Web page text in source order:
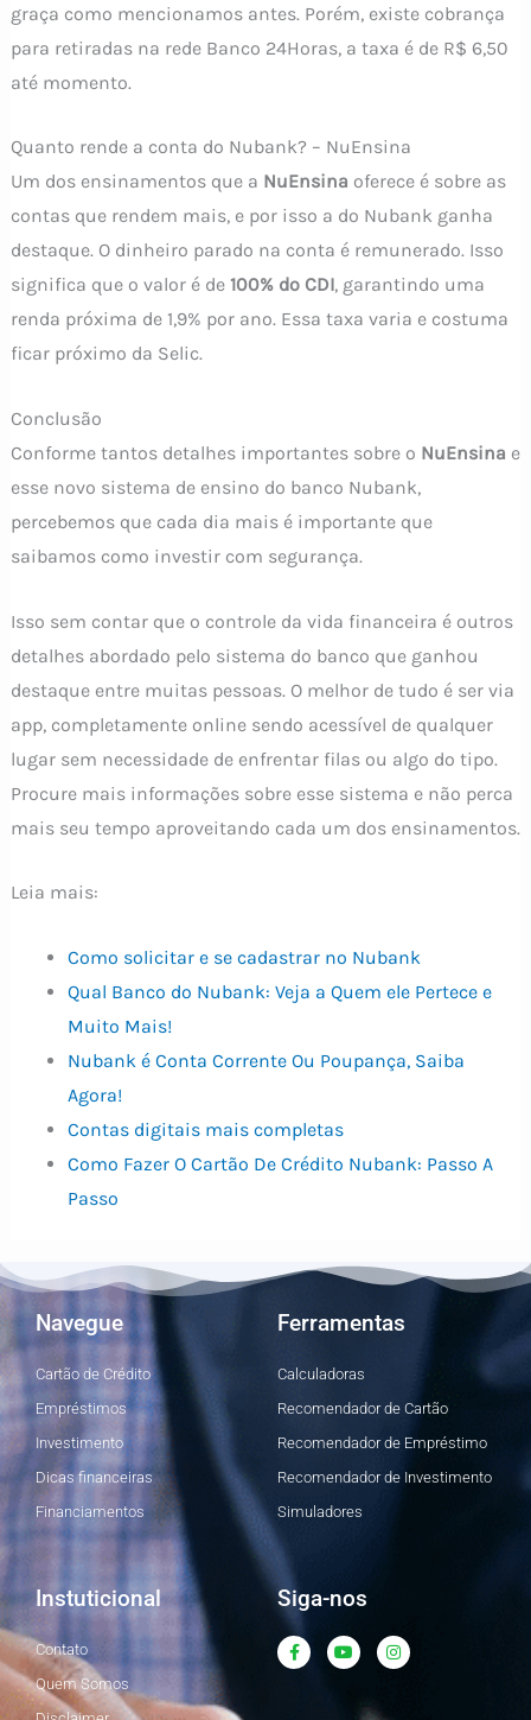
graça como mencionamos antes. Porém, existe cobrança
para retiradas na rede Banco 24Horas, a taxa é de R$ 6,50
até momento.
Quanto rende a conta do Nubank? – NuEnsina
Um dos ensinamentos que a NuEnsina oferece é sobre as
contas que rendem mais, e por isso a do Nubank ganha
destaque. O dinheiro parado na conta é remunerado. Isso
significa que o valor é de100% do CDI, garantindo uma
renda próxima de 1,9% por ano. Essa taxa varia e costuma
ficar próximo da Selic.
Conclusão
Conforme tantos detalhes importantes sobre o NuEnsina e
esse novo sistema de ensino do banco Nubank,
percebemos que cada dia mais é importante que
saibamos como investir com segurança.
Isso sem contar que o controle da vida financeira é outros
detalhes abordado pelo sistema do banco que ganhou
destaque entre muitas pessoas. O melhor de tudo é ser via
app, completamente online sendo acessível de qualquer
lugar sem necessidade de enfrentar filas ou algo do tipo.
Procure mais informações sobre esse sistema e não perca
mais seu tempo aproveitando cada um dos ensinamentos.
Leia mais:
Como solicitar e se cadastrar no Nubank
Qual Banco do Nubank: Veja a Quem ele Pertece e
Muito Mais!
Nubank é Conta Corrente Ou Poupança, Saiba
Agora!
Contas digitais mais completas
Como Fazer O Cartão De Crédito Nubank: Passo A
Passo
Navegue
Cartão de Crédito
Empréstimos
Investimento
Dicas financeiras
Financiamentos
Ferramentas
Calculadoras
Recomendador de Cartão
Recomendador de Empréstimo
Recomendador de Investimento
Simuladores
Instuticional
Contato
Quem Somos
Siga-nos
F
a
c
Y
o
u
I
n
s